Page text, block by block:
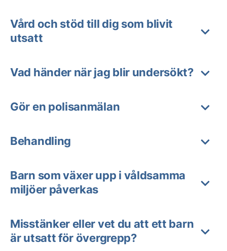
Vård och stöd till dig som blivit
utsatt
Vad händer när jag blir undersökt?
Gör en polisanmälan
Behandling
Barn som växer upp i våldsamma
miljöer påverkas
Misstänker eller vet du att ett barn
är utsatt för övergrepp?